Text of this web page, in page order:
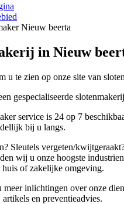
Nieuw beerta
in Nieuw
u te zien op onze site van
gespecialiseerde
service is 24 op 7
bij u langs.
Sleutels vergeten/
wij u onze hoogste
of zakelijke omgeving.
meer inlichtingen over onze
en preventieadvies.